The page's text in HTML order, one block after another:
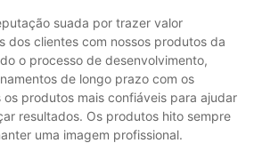
suada por trazer valor
dos clientes com nossos produtos da
o processo de desenvolvimento,
de longo prazo com os
produtos mais confiáveis ​​para ajudar
resultados. Os produtos hito sempre
uma imagem profissional.